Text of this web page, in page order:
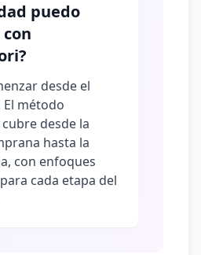
puedo
desde el
método
desde la
hasta la
con enfoques
cada etapa del